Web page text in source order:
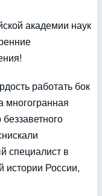
академии наук
работать бок
многогранная
специалист в
истории России,